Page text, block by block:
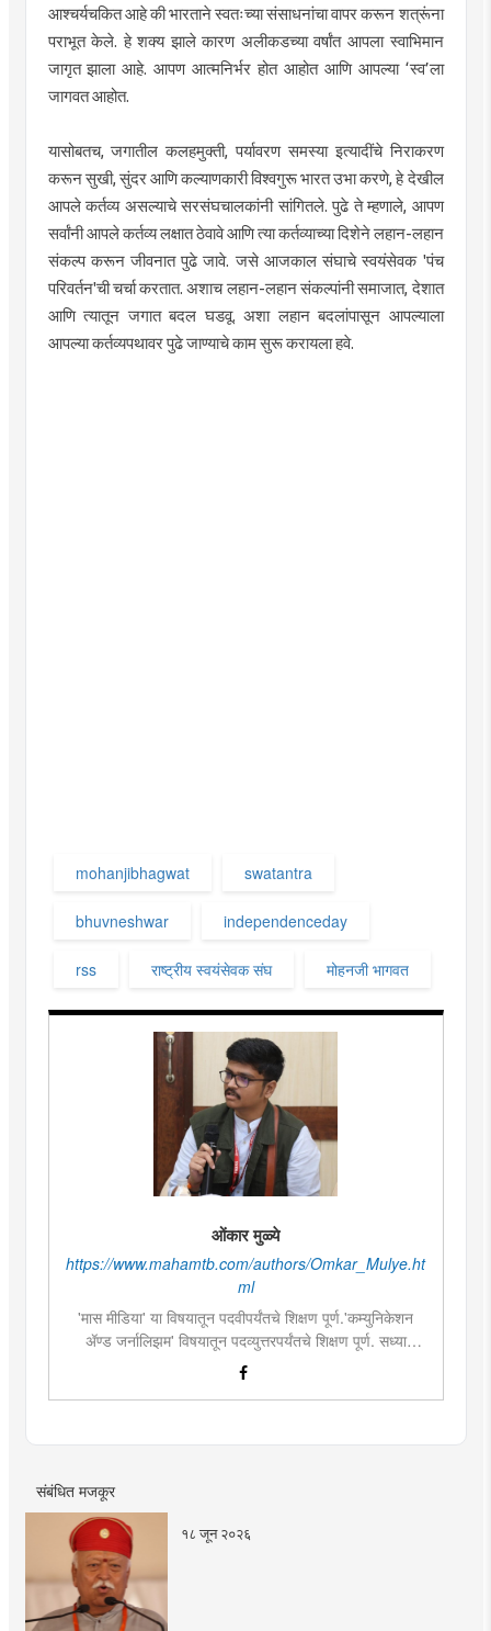
आश्चर्यचकित आहे की भारताने स्वतःच्या संसाधनांचा वापर करून शत्रूंना
पराभूत केले. हे शक्य झाले कारण अलीकडच्या वर्षांत आपला स्वाभिमान
जागृत झाला आहे. आपण आत्मनिर्भर होत आहोत आणि आपल्या ‘स्व’ला
जागवत आहोत.
यासोबतच, जगातील कलहमुक्ती, पर्यावरण समस्या इत्यादींचे निराकरण
करून सुखी, सुंदर आणि कल्याणकारी विश्वगुरू भारत उभा करणे, हे देखील
आपले कर्तव्य असल्याचे सरसंघचालकांनी सांगितले. पुढे ते म्हणाले, आपण
सर्वांनी आपले कर्तव्य लक्षात ठेवावे आणि त्या कर्तव्याच्या दिशेने लहान-लहान
संकल्प करून जीवनात पुढे जावे. जसे आजकाल संघाचे स्वयंसेवक 'पंच
परिवर्तन'ची चर्चा करतात. अशाच लहान-लहान संकल्पांनी समाजात, देशात
आणि त्यातून जगात बदल घडवू. अशा लहान बदलांपासून आपल्याला
आपल्या कर्तव्यपथावर पुढे जाण्याचे काम सुरू करायला हवे.
mohanjibhagwat swatantra
bhuvneshwar independenceday
rss राष्ट्रीय स्वयंसेवक संघ मोहनजी भागवत
ओंकार मुळ्ये
https://www.mahamtb.com/authors/Omkar_Mulye.ht
ml
'मास मीडिया' या विषयातून पदवीपर्यंतचे शिक्षण पूर्ण.'कम्युनिकेशन
ॲण्ड जर्नालिझम' विषयातून पदव्युत्तरपर्यंतचे शिक्षण पूर्ण. सध्या
दै.'मुंबई तरुण भारत'मध्ये वेब उपसंपादक म्हणून कार्यरत. लिखाण,
संगीत, वाचन, फोटोग्राफी, इ.ची आवड.लिवोग्राफी भाषाशैलीत विशेष
संबंधित मजकूर
१८ जून २०२६